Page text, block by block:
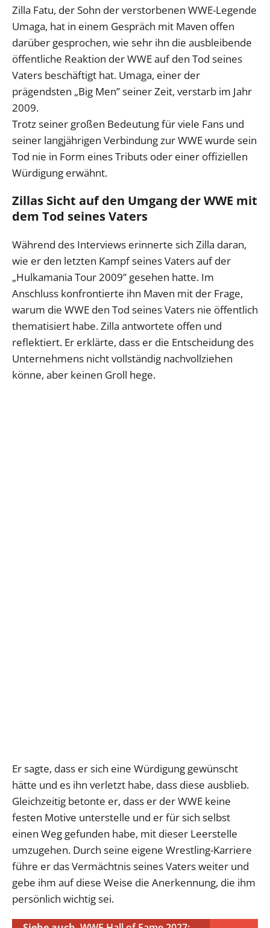
Zilla Fatu, der Sohn der verstorbenen WWE-Legende
Umaga, hat in einem Gespräch mit Maven offen
darüber gesprochen, wie sehr ihn die ausbleibende
öffentliche Reaktion der WWE auf den Tod seines
Vaters beschäftigt hat. Umaga, einer der
prägendsten „Big Men” seiner Zeit, verstarb im Jahr
2009.
Trotz seiner großen Bedeutung für viele Fans und
seiner langjährigen Verbindung zur WWE wurde sein
Tod nie in Form eines Tributs oder einer offiziellen
Würdigung erwähnt.
Zillas Sicht auf den Umgang der WWE mit
dem Tod seines Vaters
Während des Interviews erinnerte sich Zilla daran,
wie er den letzten Kampf seines Vaters auf der
„Hulkamania Tour 2009” gesehen hatte. Im
Anschluss konfrontierte ihn Maven mit der Frage,
warum die WWE den Tod seines Vaters nie öffentlich
thematisiert habe. Zilla antwortete offen und
reflektiert. Er erklärte, dass er die Entscheidung des
Unternehmens nicht vollständig nachvollziehen
könne, aber keinen Groll hege.
Er sagte, dass er sich eine Würdigung gewünscht
hätte und es ihn verletzt habe, dass diese ausblieb.
Gleichzeitig betonte er, dass er der WWE keine
festen Motive unterstelle und er für sich selbst
einen Weg gefunden habe, mit dieser Leerstelle
umzugehen. Durch seine eigene Wrestling-Karriere
führe er das Vermächtnis seines Vaters weiter und
gebe ihm auf diese Weise die Anerkennung, die ihm
persönlich wichtig sei.